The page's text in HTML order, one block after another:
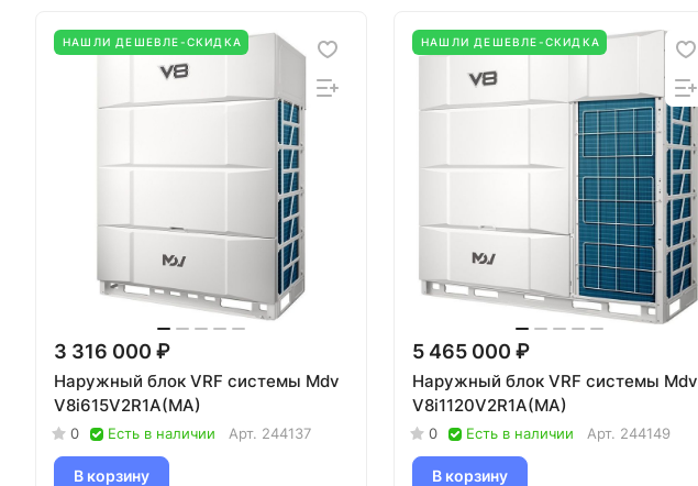
НАШЛИ ДЕШЕВЛЕ-СКИДКА
3 316 000 ₽
Наружный блок VRF системы Mdv
V8i615V2R1A(MA)
0 Есть в наличии Арт. 244137
В корзину
НАШЛИ ДЕШЕВЛЕ-СКИДКА
5 465 000 ₽
Наружный блок VRF системы Mdv
V8i1120V2R1A(MA)
0 Есть в наличии Арт. 244149
В корзину